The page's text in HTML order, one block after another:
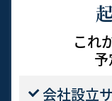
これ
会社設立